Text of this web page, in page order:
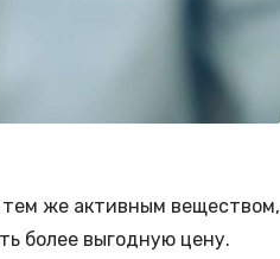
тем же активным веществом,
более выгодную цену.